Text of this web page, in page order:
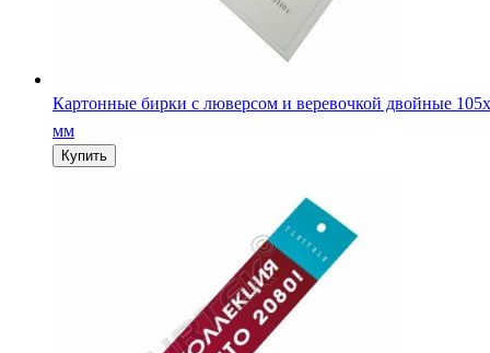
Картонные бирки с люверсом и веревочкой двойные
мм